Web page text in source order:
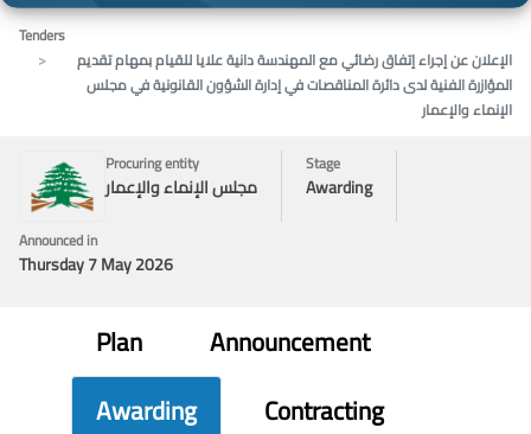
Tenders
الإعلان عن إجراء إتفاق رضائي مع المهندسة دانية علايا للقيام بمهام تقديم
المؤازرة الفنية لدى دائرة المناقصات في إدارة الشؤون القانونية في مجلس
الإنماء والإعمار
Procuring entity
مجلس الإنماء والإعمار
Stage
Awarding
Announced in
Thursday 7 May 2026
Plan
Announcement
Awarding
Contracting